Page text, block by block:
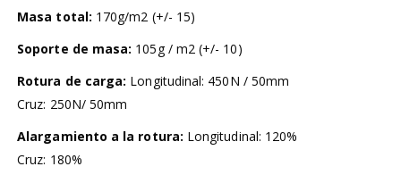
Masa total: 170g/m2 (+/- 15)
Soporte de masa: 105g / m2 (+/- 10)
Rotura de carga: Longitudinal: 450N / 50mm
Cruz: 250N/ 50mm
Alargamiento a la rotura: Longitudinal: 120%
Cruz: 180%